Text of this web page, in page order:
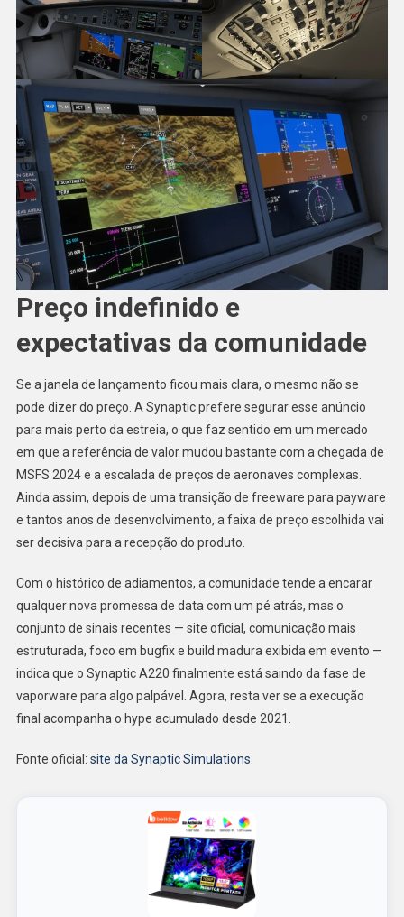
Preço indefinido e
expectativas da comunidade
Se a janela de lançamento ficou mais clara, o mesmo não se
pode dizer do preço. A Synaptic prefere segurar esse anúncio
para mais perto da estreia, o que faz sentido em um mercado
em que a referência de valor mudou bastante com a chegada de
MSFS 2024 e a escalada de preços de aeronaves complexas.
Ainda assim, depois de uma transição de freeware para payware
e tantos anos de desenvolvimento, a faixa de preço escolhida vai
ser decisiva para a recepção do produto.
Com o histórico de adiamentos, a comunidade tende a encarar
qualquer nova promessa de data com um pé atrás, mas o
conjunto de sinais recentes — site oficial, comunicação mais
estruturada, foco em bugfix e build madura exibida em evento —
indica que o Synaptic A220 finalmente está saindo da fase de
vaporware para algo palpável. Agora, resta ver se a execução
final acompanha o hype acumulado desde 2021.
Fonte oficial: site da Synaptic Simulations